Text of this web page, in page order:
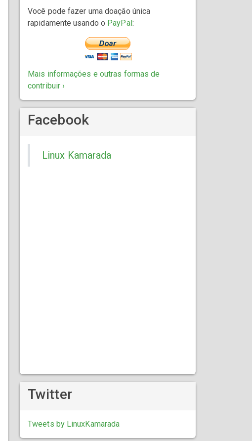
Você pode fazer uma doação única
rapidamente usando o PayPal:
Mais informações e outras formas de
contribuir ›
Facebook
Linux Kamarada
Twitter
Tweets by LinuxKamarada